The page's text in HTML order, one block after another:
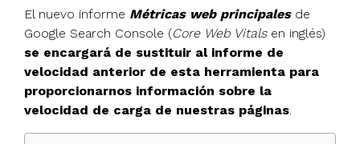
El nuevo informe Métricas web principales de
Google Search Console (Core Web Vitalsen inglés)
se encargará de sustituir al informe de
velocidad anterior de esta herramienta para
proporcionarnos información sobre la
velocidad de carga de nuestras páginas